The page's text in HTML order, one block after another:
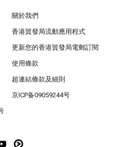
關於我們
香港貿發局流動應用程式
更新您的香港貿發局電郵訂閱
使用條款
超連結條款及細則
京ICP备09059244号